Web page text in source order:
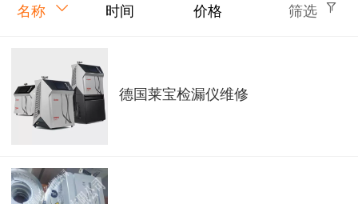
名称 时间 价格 筛选
德国莱宝检漏仪维修